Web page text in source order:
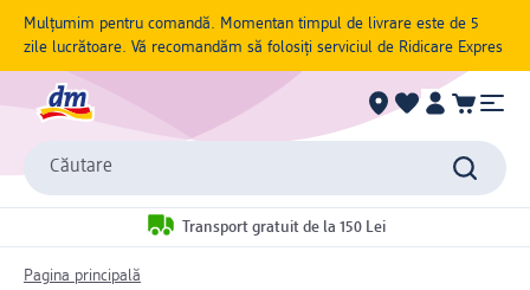
Mulțumim pentru comandă. Momentan timpul de livrare este de 5
zile lucrătoare. Vă recomandăm să folosiți serviciul de Ridicare Expres
Căutare
Transport gratuit de la 150 Lei
Pagina principală